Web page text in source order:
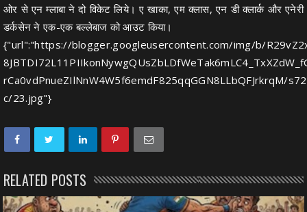
ओर से एन म्लाबा ने दो विकेट लिये। ए खाका, एम क्लास, एन डी क्लार्क और एनेरी
डर्कसेन ने एक-एक बल्लेबाज को आउट किया।
{"url":"https://blogger.googleusercontent.com/img/b/
rCa0vdPnueZIlNnW4W5f6emdF825qqGGN8LLbQFJrkrqM/
c/23.jpg"}
RELATED POSTS